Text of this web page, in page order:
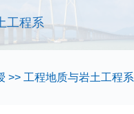
工程系
>> 工程地质与岩土工程系